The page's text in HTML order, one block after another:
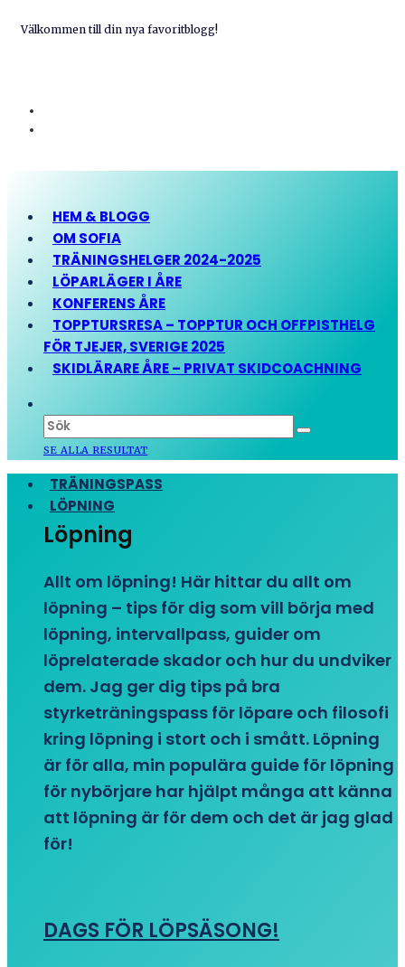
Välkommen till din nya favoritblogg!
HEM & BLOGG
OM SOFIA
TRÄNINGSHELGER 2024-2025
LÖPARLÄGER I ÅRE
KONFERENS ÅRE
TOPPTURSRESA – TOPPTUR OCH OFFPISTHELG
FÖR TJEJER, SVERIGE 2025
SKIDLÄRARE ÅRE – PRIVAT SKIDCOACHNING
SE ALLA RESULTAT
TRÄNINGSPASS
LÖPNING
Löpning
Allt om löpning! Här hittar du allt om
löpning – tips för dig som vill börja med
löpning, intervallpass, guider om
löprelaterade skador och hur du undviker
dem. Jag ger dig tips på bra
styrketräningspass för löpare och filosofi
kring löpning i stort och i smått. Löpning
är för alla, min populära guide för löpning
för nybörjare har hjälpt många att känna
att löpning är för dem och det är jag glad
för!
DAGS FÖR LÖPSÄSONG!